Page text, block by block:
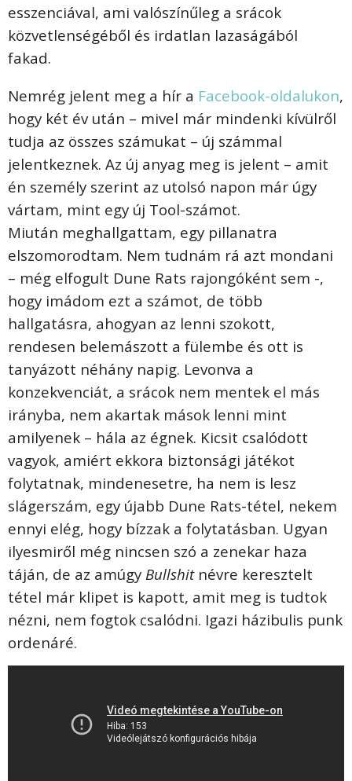
esszenciával, ami valószínűleg a srácok
közvetlenségéből és irdatlan lazaságából
fakad.
Nemrég jelent meg a hír a Facebook-oldalukon,
hogy két év után – mivel már mindenki kívülről
tudja az összes számukat – új számmal
jelentkeznek. Az új anyag meg is jelent – amit
én személy szerint az utolsó napon már úgy
vártam, mint egy új Tool-számot.
Miután meghallgattam, egy pillanatra
elszomorodtam. Nem tudnám rá azt mondani
– még elfogult Dune Rats rajongóként sem -,
hogy imádom ezt a számot, de több
hallgatásra, ahogyan az lenni szokott,
rendesen belemászott a fülembe és ott is
tanyázott néhány napig. Levonva a
konzekvenciát, a srácok nem mentek el más
irányba, nem akartak mások lenni mint
amilyenek – hála az égnek. Kicsit csalódott
vagyok, amiért ekkora biztonsági játékot
folytatnak, mindenesetre, ha nem is lesz
slágerszám, egy újabb Dune Rats-tétel, nekem
ennyi elég, hogy bízzak a folytatásban. Ugyan
ilyesmiről még nincsen szó a zenekar haza
táján, de az amúgy Bullshitnévre keresztelt
tétel már klipet is kapott, amit meg is tudtok
nézni, nem fogtok csalódni. Igazi házibulis punk
ordenáré.